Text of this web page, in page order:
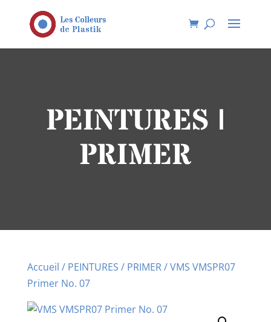
PEINTURES |
PRIMER
Accueil / PEINTURES / PRIMER/ VMS VMSPR07
Primer No. 07